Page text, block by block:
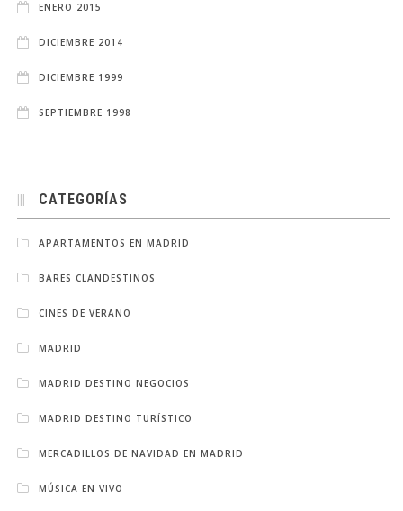
ENERO 2015
DICIEMBRE 2014
DICIEMBRE 1999
SEPTIEMBRE 1998
CATEGORÍAS
APARTAMENTOS EN MADRID
BARES CLANDESTINOS
CINES DE VERANO
MADRID
MADRID DESTINO NEGOCIOS
MADRID DESTINO TURÍSTICO
MERCADILLOS DE NAVIDAD EN MADRID
MÚSICA EN VIVO